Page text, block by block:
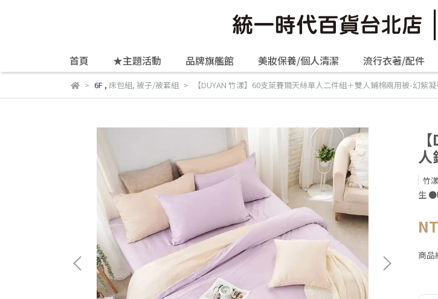
首頁 ★主題活動 品牌旗艦館 美妝保養/個人清潔 流行衣著/配件
6F, 床包組, 被子/被套組 【DUYAN 竹漾】60支萊賽爾天絲單人二件組＋雙人鋪棉兩用被-幻紫
人
竹漾
生 ●
商品